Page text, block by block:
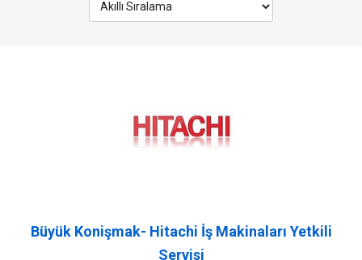
Büyük Konişmak- Hitachi İş Makinaları Yetkili
Servisi